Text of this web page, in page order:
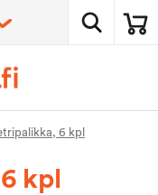
6 kpl
kpl